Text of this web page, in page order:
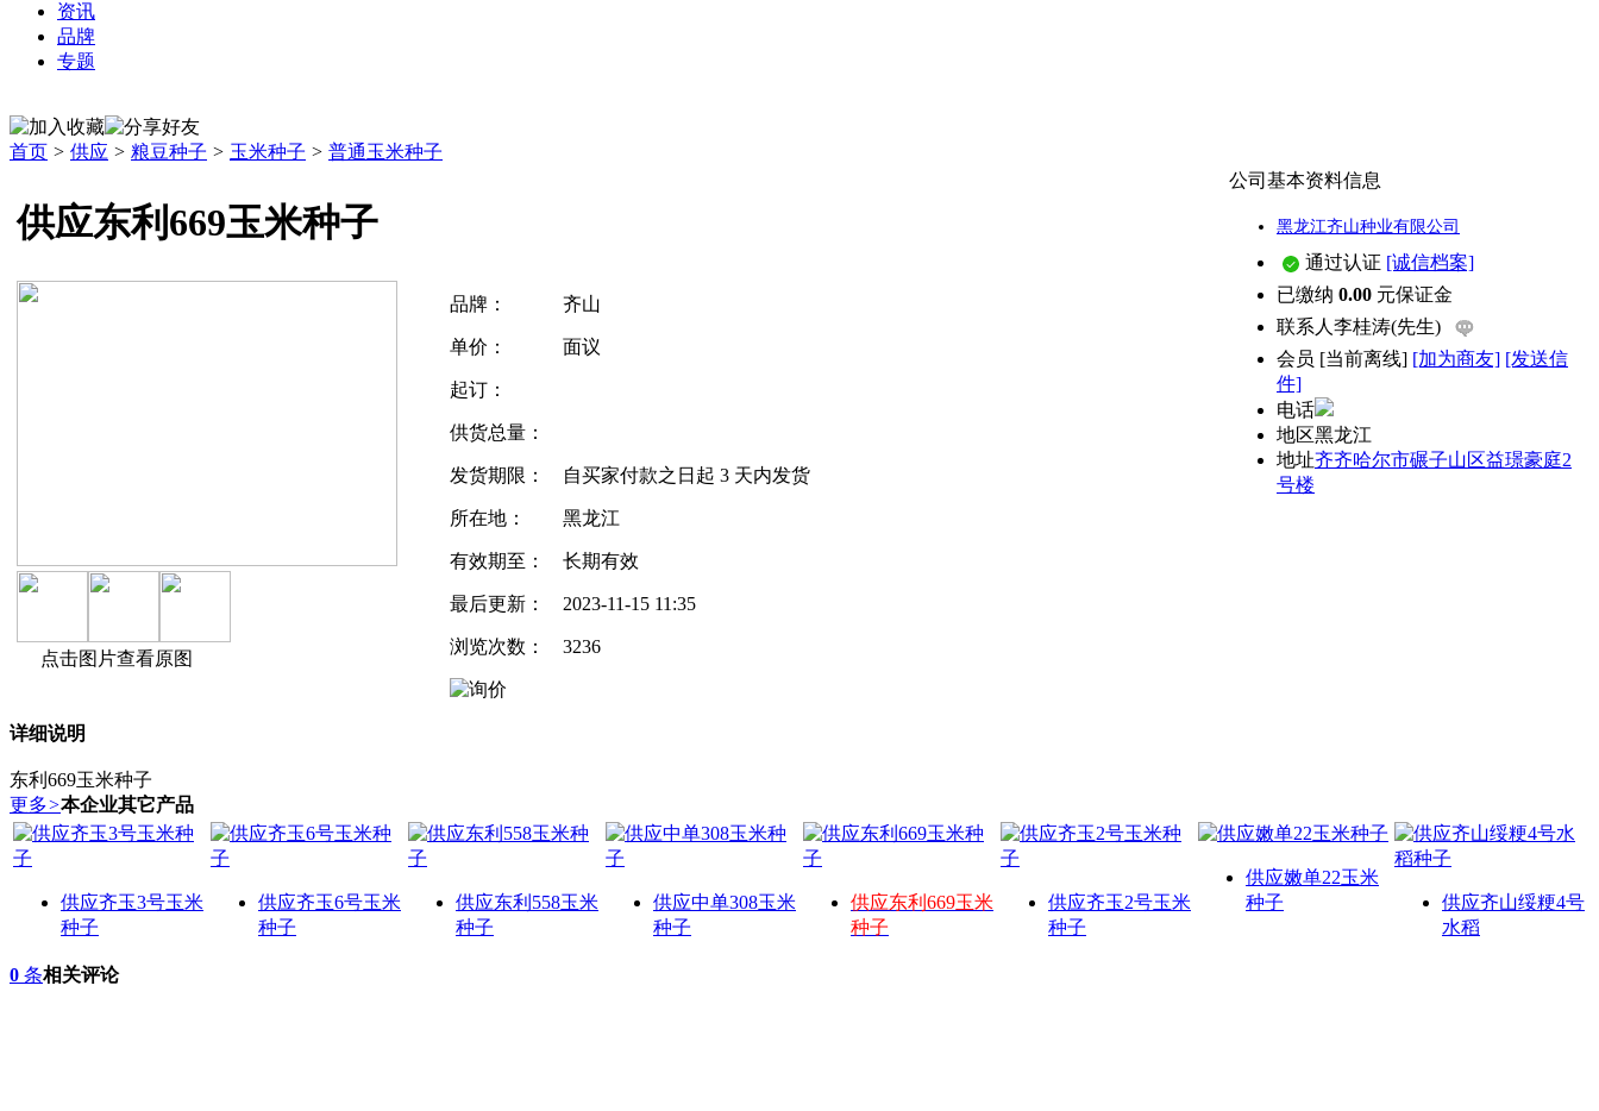
资讯
品牌
专题
首页 > 供应 > 粮豆种子 > 玉米种子 > 普通玉米种子
供应东利669玉米种子
点击图片查看原图
品牌： 齐山
单价： 面议
起订：
供货总量：
发货期限： 自买家付款之日起 3 天内发货
所在地： 黑龙江
有效期至： 长期有效
最后更新： 2023-11-15 11:35
浏览次数： 3236
公司基本资料信息
黑龙江齐山种业有限公司
通过认证 [诚信档案]
已缴纳 0.00 元保证金
联系人 李桂涛(先生)
会员 [当前离线] [加为商友] [发送信
件]
电话
地区黑龙江
地址齐齐哈尔市碾子山区益璟豪庭2
号楼
详细说明
东利669玉米种子
更多>本企业其它产品
供应齐玉3号玉米
种子
供应齐玉6号玉米
种子
供应东利558玉米
种子
供应中单308玉米
种子
供应东利669玉米
种子
供应齐玉2号玉米
种子
供应嫩单22玉米
种子
供应齐山绥粳4号
水稻
0 条相关评论